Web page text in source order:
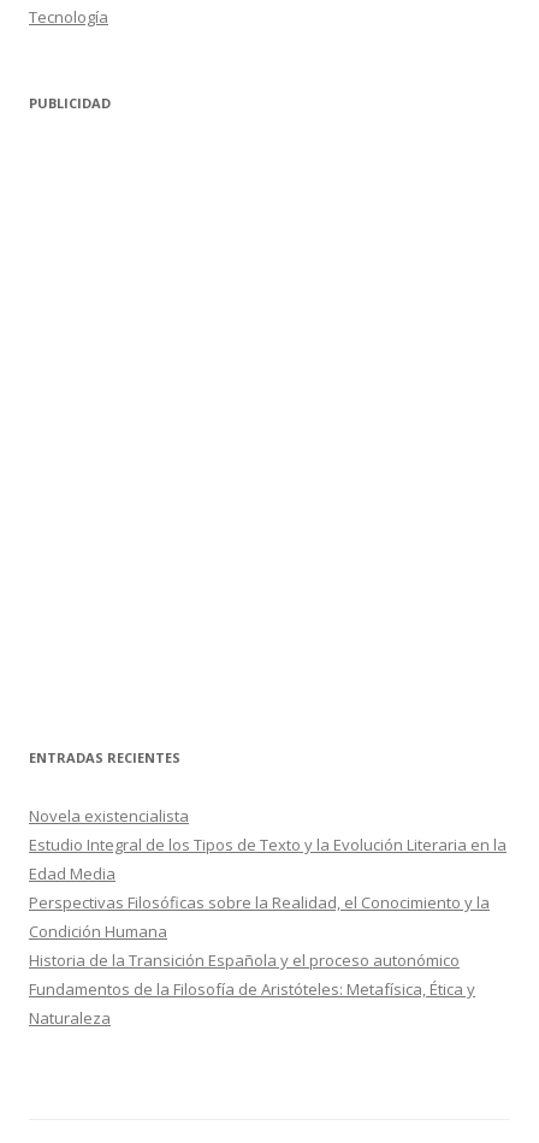
Tecnología
PUBLICIDAD
ENTRADAS RECIENTES
Novela existencialista
Estudio Integral de los Tipos de Texto y la Evolución Literaria en la
Edad Media
Perspectivas Filosóficas sobre la Realidad, el Conocimiento y la
Condición Humana
Historia de la Transición Española y el proceso autonómico
Fundamentos de la Filosofía de Aristóteles: Metafísica, Ética y
Naturaleza